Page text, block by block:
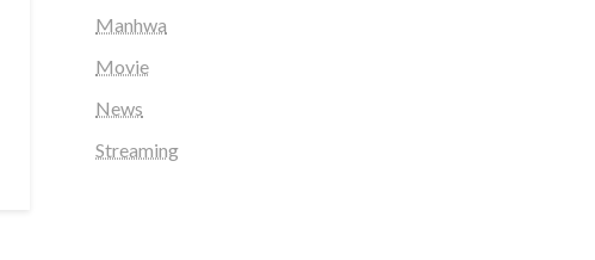
Manhwa
Movie
News
Streaming